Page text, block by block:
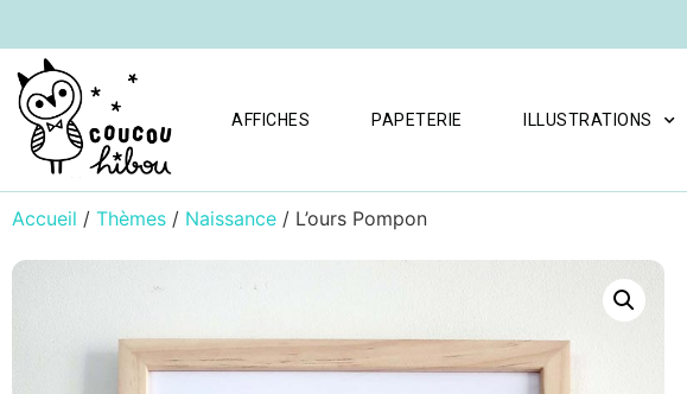
AFFICHES PAPETERIE ILLUSTRATIONS
Accueil / Thèmes / Naissance / L’ours Pompon